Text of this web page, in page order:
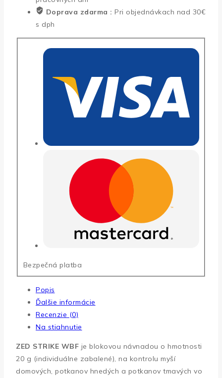
Doprava zdarma : Pri objednávkach nad 30€
s dph
Bezpečná platba
Popis
Ďalšie informácie
Recenzie (0)
Na stiahnutie
ZED STRIKE WBF je blokovou návnadou o hmotnosti
20 g (individuálne zabalené), na kontrolu myší
domových, potkanov hnedých a potkanov tmavých vo